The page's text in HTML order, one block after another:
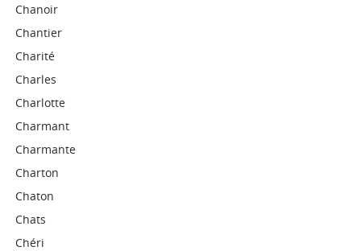
Chanoir
Chantier
Charité
Charles
Charlotte
Charmant
Charmante
Charton
Chaton
Chats
Chéri